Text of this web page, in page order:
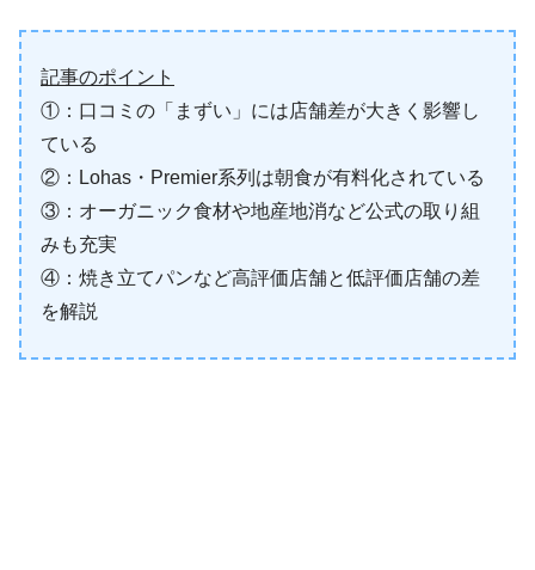
記事のポイント
①：口コミの「まずい」には店舗差が大きく影響し
ている
②：Lohas・Premier系列は朝食が有料化されている
③：オーガニック食材や地産地消など公式の取り組
みも充実
④：焼き立てパンなど高評価店舗と低評価店舗の差
を解説